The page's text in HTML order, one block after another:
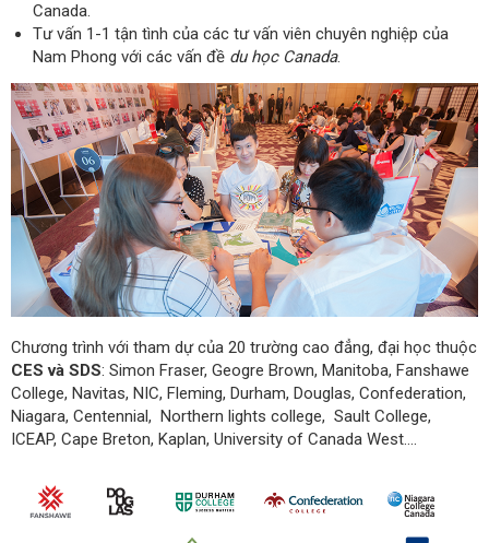
Canada.
Tư vấn 1-1 tận tình của các tư vấn viên chuyên nghiệp của
Nam Phong với các vấn đề du học Canada.
Chương trình với tham dự của 20 trường cao đẳng, đại học thuộc
CES và SDS: Simon Fraser, Geogre Brown, Manitoba, Fanshawe
College, Navitas, NIC, Fleming, Durham, Douglas, Confederation,
Niagara, Centennial, Northern lights college, Sault College,
ICEAP, Cape Breton, Kaplan, University of Canada West….